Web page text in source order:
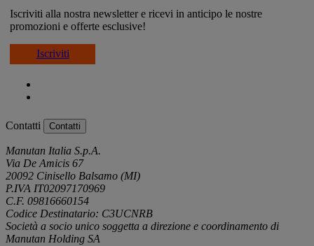
Iscriviti alla nostra newsletter e ricevi in anticipo le nostre
promozioni e offerte esclusive!
Iscriviti
Contatti Contatti
Manutan Italia S.p.A.
Via De Amicis 67
20092 Cinisello Balsamo (MI)
P.IVA IT02097170969
C.F. 09816660154
Codice Destinatario: C3UCNRB
Società a socio unico soggetta a direzione e coordinamento di
Manutan Holding SA